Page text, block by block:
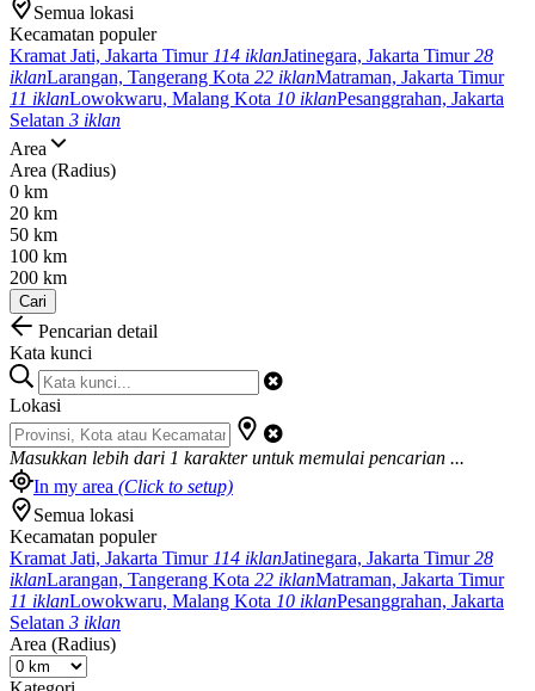
Semua lokasi
Kecamatan populer
Kramat Jati, Jakarta Timur 114 iklanJatinegara, Jakarta Timur28
iklanLarangan, Tangerang Kota 22 iklanMatraman, Jakarta Timur
11 iklanLowokwaru, Malang Kota 10 iklanPesanggrahan, Jakarta
Selatan 3 iklan
Area
Area (Radius)
0 km
20 km
50 km
100 km
200 km
Cari
Pencarian detail
Kata kunci
Lokasi
Masukkan lebih dari 1 karakter untuk memulai pencarian ...
In my area (Click to setup)
Semua lokasi
Kecamatan populer
Kramat Jati, Jakarta Timur 114 iklanJatinegara, Jakarta Timur28
iklanLarangan, Tangerang Kota 22 iklanMatraman, Jakarta Timur
11 iklanLowokwaru, Malang Kota 10 iklanPesanggrahan, Jakarta
Selatan 3 iklan
Area (Radius)